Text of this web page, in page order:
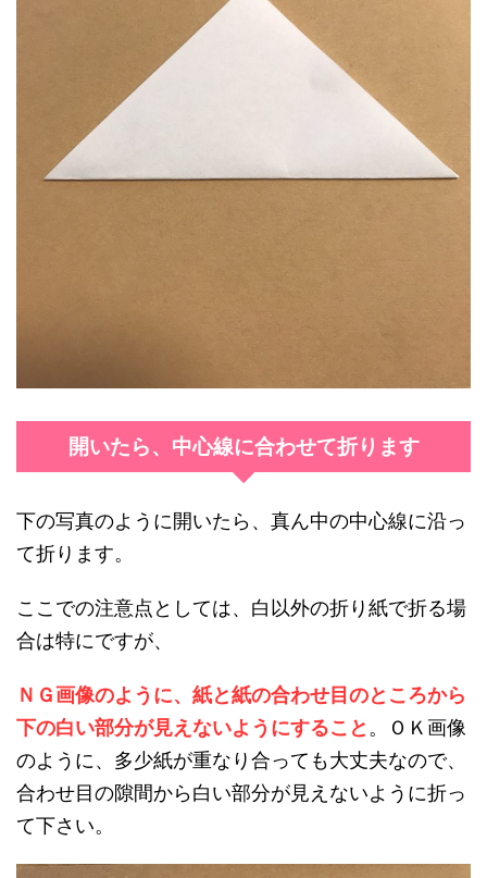
開いたら、中心線に合わせて折ります
下の写真のように開いたら、真ん中の中心線に沿っ
て折ります。
ここでの注意点としては、白以外の折り紙で折る場
合は特にですが、
ＮＧ画像のように、紙と紙の合わせ目のところから
下の白い部分が見えないようにすること。ＯＫ画像
のように、多少紙が重なり合っても大丈夫なので、
合わせ目の隙間から白い部分が見えないように折っ
て下さい。